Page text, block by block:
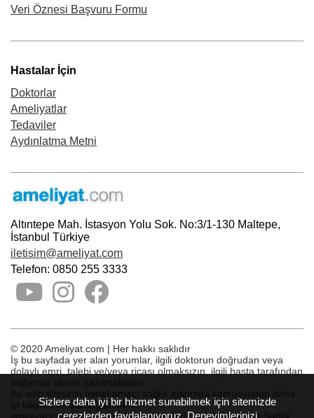
Sizlere daha iyi bir hizmet sunabilmek için sitemizde
çerezlerden faydalanıyoruz. Deneyimlerinizi
Veri Öznesi Başvuru Formu
Hastalar İçin
Doktorlar
Ameliyatlar
Tedaviler
Aydınlatma Metni
Altıntepe Mah. İstasyon Yolu Sok. No:3/1-130 Maltepe,
İstanbul Türkiye
iletisim@ameliyat.com
Telefon: 0850 255 3333
© 2020 Ameliyat.com | Her hakkı saklıdır
İş bu sayfada yer alan yorumlar, ilgili doktorun doğrudan veya
dolaylı emri, talebi ve/veya ricası olmaksızın, ilgili hasta tarafından
iyi bilgilenmesini sağlamaktır.